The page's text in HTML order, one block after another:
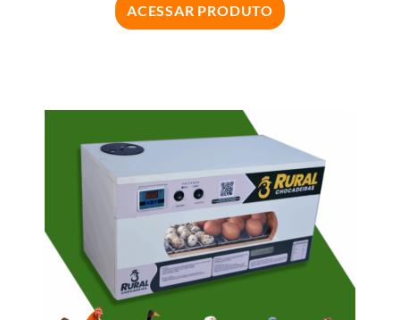
ACESSAR PRODUTO